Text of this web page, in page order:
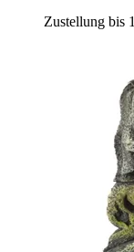
Zustellung bis